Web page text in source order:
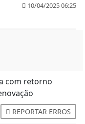
10/04/2025 06:25
REPORTAR ERROS